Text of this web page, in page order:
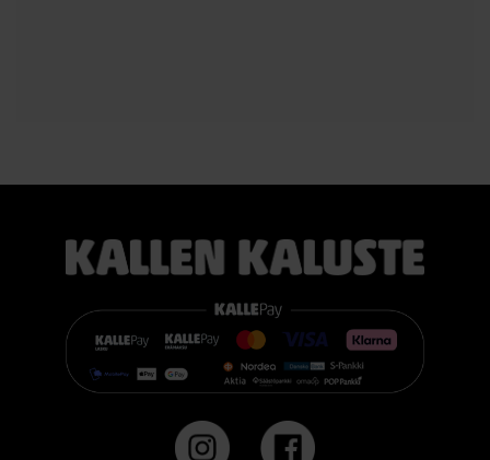
TEMPUR PRO® Firm tarjoaa napakamman tuntuman ja
👉 Katso lisää:
flexible-base-sanky-180x200-21-cm-patjalla